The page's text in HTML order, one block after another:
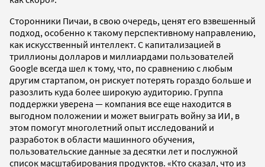
Сторонники Пичаи, в свою очередь, ценят его взвешенный
подход, особенно к такому перспективному направлению,
как искусственный интеллект. С капитализацией в
триллионы долларов и миллиардами пользователей
Google всегда шел к тому, что, по сравнению с любым
другим стартапом, он рискует потерять гораздо больше и
разозлить куда более широкую аудиторию. Группа
поддержки уверена — компания все еще находится в
выгодном положении и может выиграть войну за ИИ, в
этом помогут многолетний опыт исследований и
разработок в области машинного обучения,
пользовательские данные за десятки лет и послужной
список масштабирования продуктов. «Кто сказал, что из